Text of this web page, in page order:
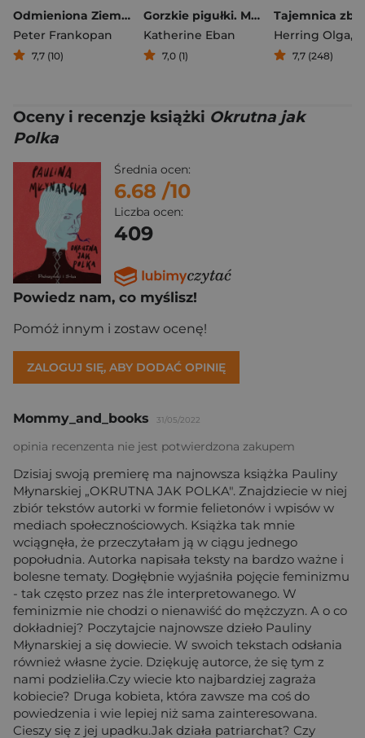
Odmieniona Ziemia. Nieopowiedziana historia
Peter Frankopan
7,7 (10)
Gorzkie pigułki. Mroczna prawda o tańszych zamiennikach leków
Katherine Eban
7,0 (1)
Herring Olga,
7,7 (248)
Oceny i recenzje książki Okrutna jak
Polka
Średnia ocen:
6.68 /10
Liczba ocen:
409
Powiedz nam, co myślisz!
Pomóż innym i zostaw ocenę!
ZALOGUJ SIĘ, ABY DODAĆ OPINIĘ
Mommy_and_books 31/05/2022
opinia recenzenta nie jest potwierdzona zakupem
Dzisiaj swoją premierę ma najnowsza książka Pauliny
Młynarskiej „OKRUTNA JAK POLKA". Znajdziecie w niej
zbiór tekstów autorki w formie felietonów i wpisów w
mediach społecznościowych. Książka tak mnie
wciągnęła, że przeczytałam ją w ciągu jednego
popołudnia. Autorka napisała teksty na bardzo ważne i
bolesne tematy. Dogłębnie wyjaśniła pojęcie feminizmu
- tak często przez nas źle interpretowanego. W
feminizmie nie chodzi o nienawiść do mężczyzn. A o co
dokładniej? Poczytajcie najnowsze dzieło Pauliny
Młynarskiej a się dowiecie. W swoich tekstach odsłania
również własne życie. Dziękuję autorce, że się tym z
nami podzieliła.Czy wiecie kto najbardziej zagraża
kobiecie? Druga kobieta, która zawsze ma coś do
powiedzenia i wie lepiej niż sama zainteresowana.
Cieszy się z jej upadku.Jak działa patriarchat? Czy